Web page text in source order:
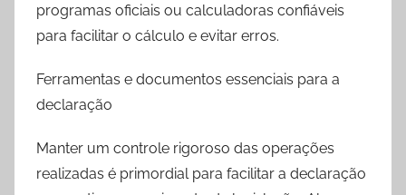
programas oficiais ou calculadoras confiáveis
para facilitar o cálculo e evitar erros.
Ferramentas e documentos essenciais para a
declaração
Manter um controle rigoroso das operações
realizadas é primordial para facilitar a declaração